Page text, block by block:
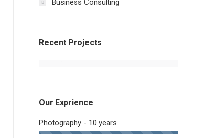
Business Consulting
Recent Projects
Our Exprience
Photography - 10 years